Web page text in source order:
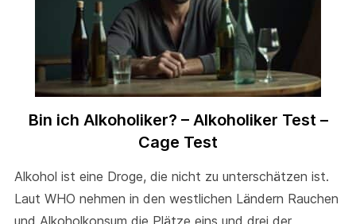
Bin ich Alkoholiker? – Alkoholiker Test –
Cage Test
Alkohol ist eine Droge, die nicht zu unterschätzen ist.
Laut WHO nehmen in den westlichen Ländern Rauchen